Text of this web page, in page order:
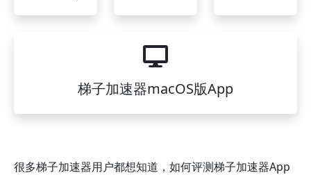
梯子加速器macOS版App
很多梯子加速器用户都想知道，如何评测梯子加速器App